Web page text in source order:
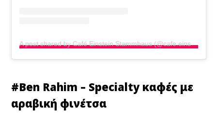
A post shared by Café Einstein Stammhaus (@cafe.einstein.stammhaus)
#Ben Rahim – Specialty καφές με
αραβική φινέτσα